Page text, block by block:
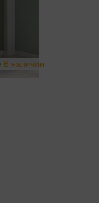
В наличии